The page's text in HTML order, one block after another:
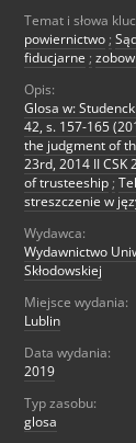
Temat i słowa
powiernictwo ;
fiducjarne ;
Opis:
Glosa w:
42, s. 157-165
the judgment of
23rd, 2014 II
of trusteeship ;
streszczenie w
Wydawca:
Wydawnictwo
Skłodowskiej
Miejsce wydania:
Lublin
Data wydania:
2019
Typ zasobu:
glosa